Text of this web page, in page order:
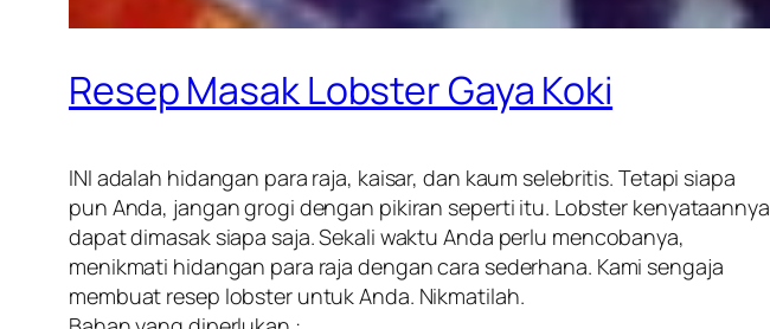
Resep Masak Lobster Gaya Koki
INI adalah hidangan para raja, kaisar, dan kaum selebritis. Tetapi siapa
pun Anda, jangan grogi dengan pikiran seperti itu. Lobster kenyataannya
dapat dimasak siapa saja. Sekali waktu Anda perlu mencobanya,
menikmati hidangan para raja dengan cara sederhana. Kami sengaja
membuat resep lobster untuk Anda. Nikmatilah.